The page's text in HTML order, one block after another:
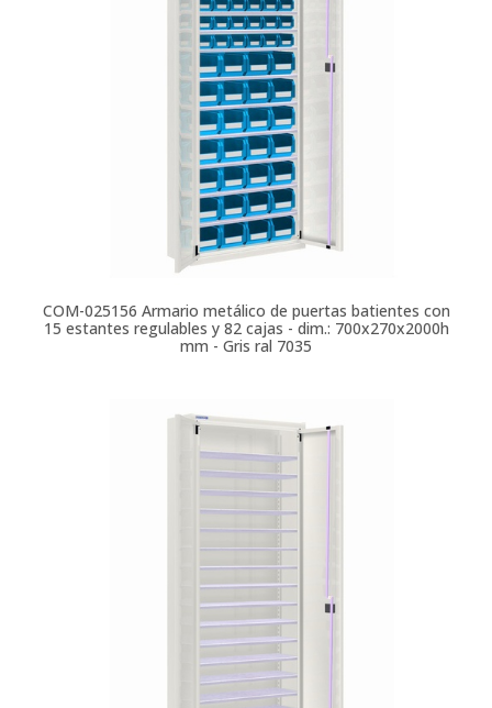
COM-025156 Armario metálico de puertas batientes con
15 estantes regulables y 82 cajas - dim.: 700x270x2000h
mm - Gris ral 7035